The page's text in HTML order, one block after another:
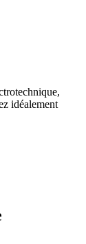
idéalement